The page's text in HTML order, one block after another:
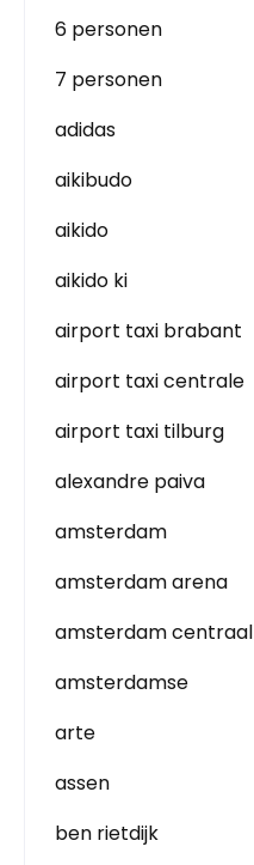
6 personen
7 personen
adidas
aikibudo
aikido
aikido ki
airport taxi brabant
airport taxi centrale
airport taxi tilburg
alexandre paiva
amsterdam
amsterdam arena
amsterdam centraal
amsterdamse
arte
assen
ben rietdijk